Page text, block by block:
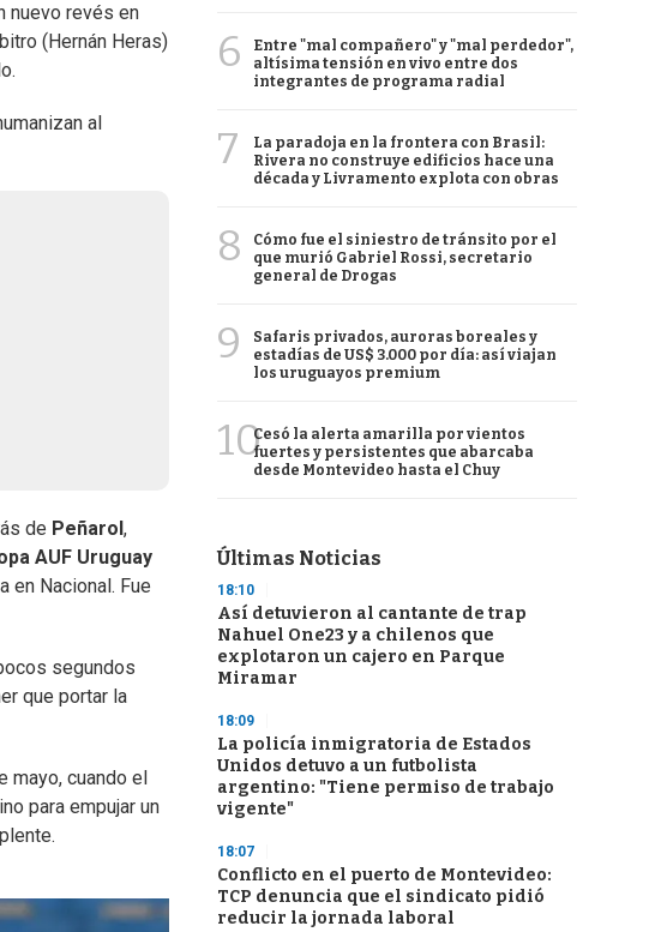
nuevo revés en
(Hernán Heras)
al
de Peñarol ,
AUF Uruguay
en Nacional. Fue
segundos
que portar la
cuando el
para empujar un
6
Entre "mal compañero" y "mal perdedor",
altísima tensión en vivo entre dos
integrantes de programa radial
7
La paradoja en la frontera con Brasil:
Rivera no construye edificios hace una
década y Livramento explota con obras
8
Cómo fue el siniestro de tránsito por el
que murió Gabriel Rossi, secretario
general de Drogas
9
Safaris privados, auroras boreales y
estadías de US$ 3.000 por día: así viajan
los uruguayos premium
10Cesó la alerta amarilla por vientos
fuertes y persistentes que abarcaba
desde Montevideo hasta el Chuy
Últimas Noticias
18:10
Así detuvieron al cantante de trap
Nahuel One23 y a chilenos que
explotaron un cajero en Parque
Miramar
18:09
La policía inmigratoria de Estados
Unidos detuvo a un futbolista
argentino: "Tiene permiso de trabajo
vigente"
18:07
Conflicto en el puerto de Montevideo:
TCP denuncia que el sindicato pidió
reducir la jornada laboral